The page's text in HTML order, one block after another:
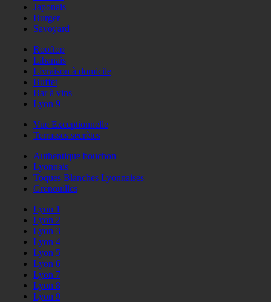
Japonais
Burger
Savoyard
Rooftop
Libanais
Livraison à domicile
Buffet
Bar à vins
Lyon 9
Vue Exceptionnelle
Terrasses secrètes
Authentique bouchon
Lyonnais
Toques Blanches Lyonnaises
Grenouilles
Lyon 1
Lyon 2
Lyon 3
Lyon 4
Lyon 5
Lyon 6
Lyon 7
Lyon 8
Lyon 9